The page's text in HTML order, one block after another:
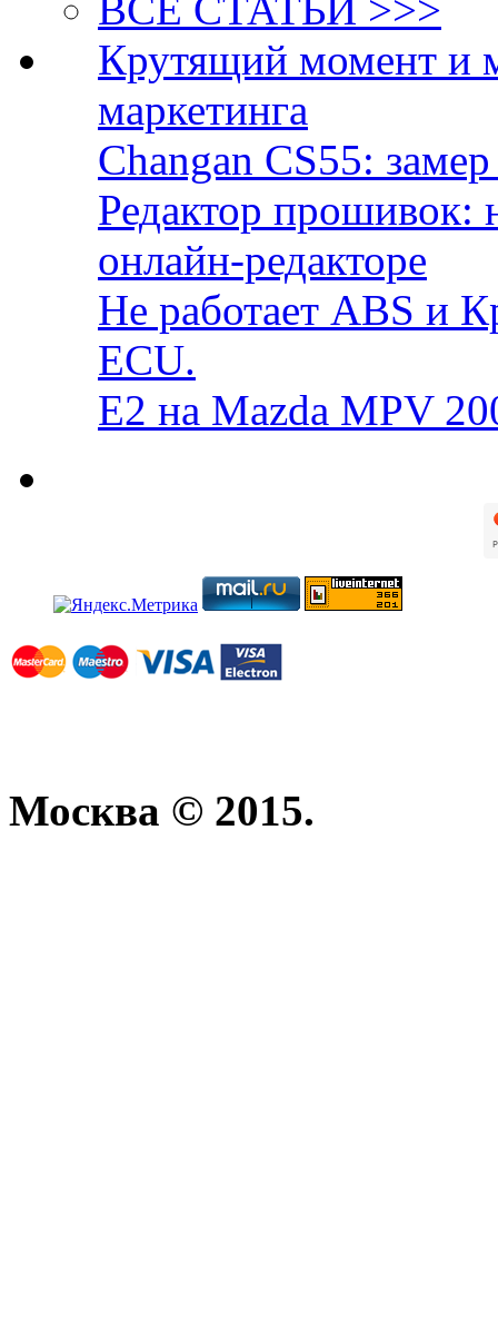
Крутящий момент и
маркетинга
Changan CS55:
Редактор прошивок:
онлайн-редакторе
Не работает ABS и
ECU.
E2 на Mazda MPV
Москва © 2015.